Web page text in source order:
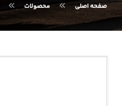
صفحه اصلی محصولات